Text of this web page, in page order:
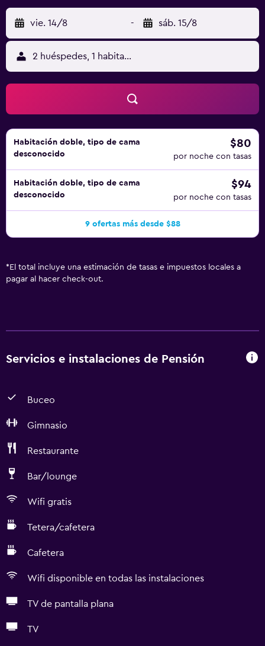
vie. 14/8 - sáb. 15/8
2 huéspedes, 1 habitación
Habitación doble, tipo de cama
desconocido
$80
por noche con tasas
Habitación doble, tipo de cama
desconocido
$94
por noche con tasas
9 ofertas más desde $88
* El total incluye una estimación de tasas e impuestos locales a
pagar al hacer check-out.
Servicios e instalaciones de Pensión
Buceo
Gimnasio
Restaurante
Bar/lounge
Wifi gratis
Tetera/cafetera
Cafetera
Wifi disponible en todas las instalaciones
TV de pantalla plana
TV